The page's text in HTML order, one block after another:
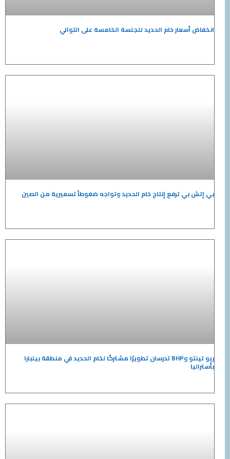
انخفاض أسعار خام الحديد للجلسة الخامسة على التوالي
بي إتش بي ترفع إنتاج خام الحديد وتواجه ضغوطاً تسعيرية من الصين
ريو تينتو وBHP تدرسان تطويرًا مشتركًا لخام الحديد في منطقة بيلبارا
بأستراليا